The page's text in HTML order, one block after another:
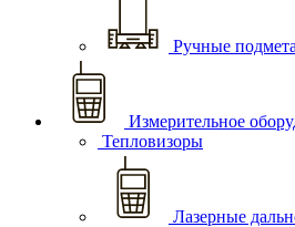
Ручные
Измерительное
Тепловизоры
Лазерные